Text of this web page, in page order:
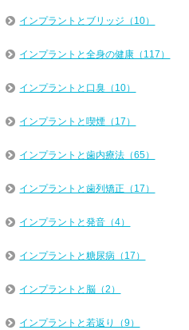
インプラントとブリッジ（10）
インプラントと全身の健康（117）
インプラントと口臭（10）
インプラントと喫煙（17）
インプラントと歯内療法（65）
インプラントと歯列矯正（17）
インプラントと発音（4）
インプラントと糖尿病（17）
インプラントと脳（2）
インプラントと若返り（9）